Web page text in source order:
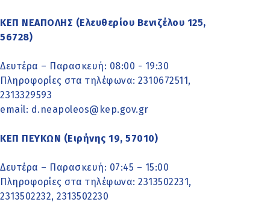
ΚΕΠ ΝΕΑΠΟΛΗΣ (Ελευθερίου Βενιζέλου 125,
56728)
Δευτέρα – Παρασκευή: 08:00 - 19:30
Πληροφορίες στα τηλέφωνα: 2310672511,
2313329593
email: d.neapoleos@kep.gov.gr
ΚΕΠ ΠΕΥΚΩΝ (Ειρήνης 19, 57010)
Δευτέρα – Παρασκευή: 07:45 – 15:00
Πληροφορίες στα τηλέφωνα: 2313502231,
2313502232, 2313502230